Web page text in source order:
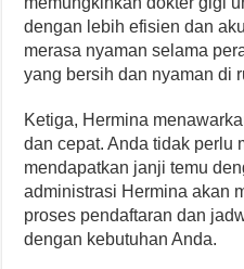
dengan lebih efisien dan
merasa nyaman selama
yang bersih dan nyaman di
Ketiga, Hermina
dan cepat. Anda tidak perlu
mendapatkan janji temu
administrasi Hermina akan
proses pendaftaran dan
dengan kebutuhan Anda.